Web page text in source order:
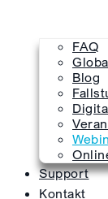
FAQ
Blog
Support
Kontakt